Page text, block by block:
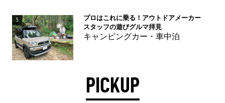
5
プロはこれに乗る！アウトドアメーカー
スタッフの遊びグルマ拝見
キャンピングカー・車中泊
PICKUP